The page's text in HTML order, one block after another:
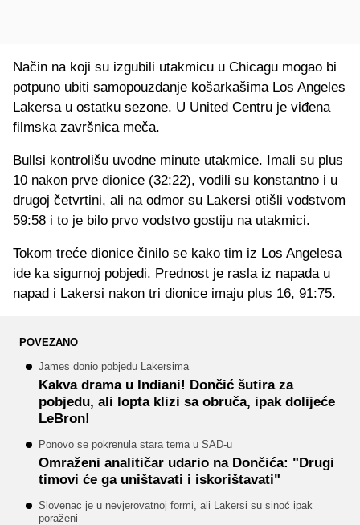
Način na koji su izgubili utakmicu u Chicagu mogao bi
potpuno ubiti samopouzdanje košarkašima Los Angeles
Lakersa u ostatku sezone. U United Centru je viđena
filmska završnica meča.
Bullsi kontrolišu uvodne minute utakmice. Imali su plus
10 nakon prve dionice (32:22), vodili su konstantno i u
drugoj četvrtini, ali na odmor su Lakersi otišli vodstvom
59:58 i to je bilo prvo vodstvo gostiju na utakmici.
Tokom treće dionice činilo se kako tim iz Los Angelesa
ide ka sigurnoj pobjedi. Prednost je rasla iz napada u
napad i Lakersi nakon tri dionice imaju plus 16, 91:75.
POVEZANO
James donio pobjedu Lakersima
Kakva drama u Indiani! Dončić šutira za
pobjedu, ali lopta klizi sa obruča, ipak dolijeće
LeBron!
Ponovo se pokrenula stara tema u SAD-u
Omraženi analitičar udario na Dončića: "Drugi
timovi će ga uništavati i iskorištavati"
Slovenac je u nevjerovatnoj formi, ali Lakersi su sinoć ipak
poraženi